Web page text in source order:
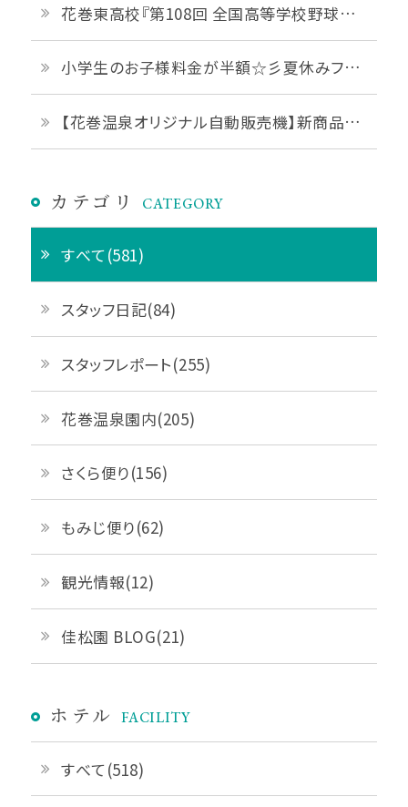
花巻東高校『第108回 全国高等学校野球選手権 岩手大会』優勝おめでとうございます！
小学生のお子様料金が半額☆彡夏休みファミリープランご予約受付中です♪
【花巻温泉オリジナル自動販売機】新商品「花巻温泉ジェラート」販売開始♪
カテゴリ CATEGORY
すべて(581)
スタッフ日記(84)
スタッフレポート(255)
花巻温泉園内(205)
さくら便り(156)
もみじ便り(62)
観光情報(12)
佳松園 BLOG(21)
ホテル FACILITY
すべて(518)